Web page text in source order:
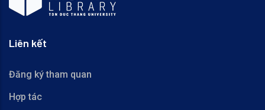
Liên kết
Đăng ký tham quan
Hợp tác